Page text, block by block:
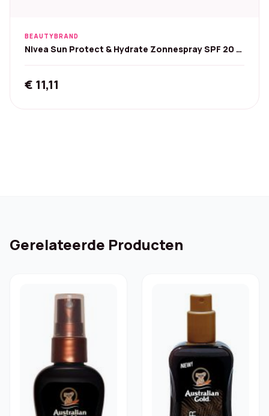
BEAUTYBRAND
Nivea Sun Protect & Hydrate Zonnespray SPF 20 -
€ 11,11
Gerelateerde Producten